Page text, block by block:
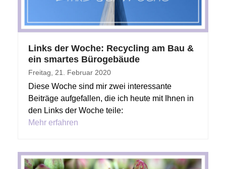
Links der Woche: Recycling am Bau &
ein smartes Bürogebäude
Freitag, 21. Februar 2020
Diese Woche sind mir zwei interessante
Beiträge aufgefallen, die ich heute mit Ihnen in
den Links der Woche teile:
Mehr erfahren